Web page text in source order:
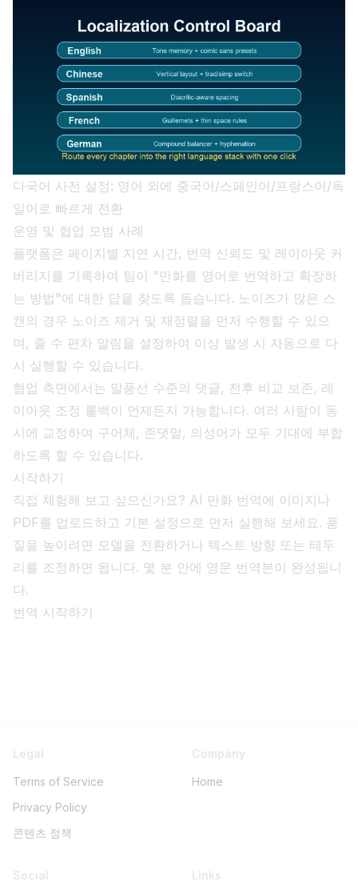
다국어 사전 설정: 영어 외에 중국어/스페인어/프랑스어/독
일어로 빠르게 전환
운영 및 협업 모범 사례
플랫폼은 페이지별 지연 시간, 번역 신뢰도 및 레이아웃 커
버리지를 기록하여 팀이 "만화를 영어로 번역하고 확장하
는 방법"에 대한 답을 찾도록 돕습니다. 노이즈가 많은 스
캔의 경우 노이즈 제거 및 재정렬을 먼저 수행할 수 있으
며, 줄 수 편차 알림을 설정하여 이상 발생 시 자동으로 다
시 실행할 수 있습니다.
협업 측면에서는 말풍선 수준의 댓글, 전후 비교 보존, 레
이아웃 조정 롤백이 언제든지 가능합니다. 여러 사람이 동
시에 교정하여 구어체, 존댓말, 의성어가 모두 기대에 부합
하도록 할 수 있습니다.
시작하기
직접 체험해 보고 싶으신가요? AI 만화 번역에 이미지나
PDF를 업로드하고 기본 설정으로 먼저 실행해 보세요. 품
질을 높이려면 모델을 전환하거나 텍스트 방향 또는 테두
리를 조정하면 됩니다. 몇 분 안에 영문 번역본이 완성됩니
다.
번역 시작하기
Legal
Terms of Service
Privacy Policy
콘텐츠 정책
Company
Home
Social Links